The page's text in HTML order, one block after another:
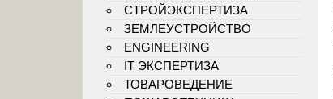
СТРОЙЭКСПЕРТИЗА
ЗЕМЛЕУСТРОЙСТВО
ENGINEERING
IT ЭКСПЕРТИЗА
ТОВАРОВЕДЕНИЕ